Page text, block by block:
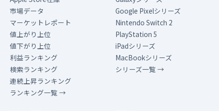
市場データ
マーケットレポート
値上がり上位
値下がり上位
利益ランキング
検索ランキング
連続上昇ランキング
ランキング一覧 →
Google Pixelシリーズ
Nintendo Switch 2
PlayStation 5
iPadシリーズ
MacBookシリーズ
シリーズ一覧 →